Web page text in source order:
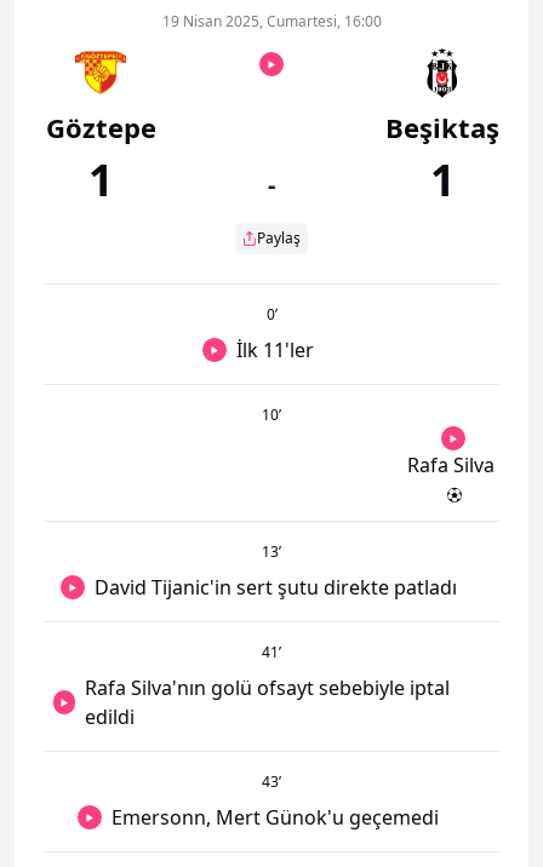
Göztepe
1
19 Nisan 2025, Cumartesi, 16:00
-
Paylaş
Beşiktaş
1
0’
İlk 11'ler
10’
Rafa Silva
13’
David Tijanic'in sert şutu direkte patladı
41’
Rafa Silva'nın golü ofsayt sebebiyle iptal
edildi
43’
Emersonn, Mert Günok'u geçemedi